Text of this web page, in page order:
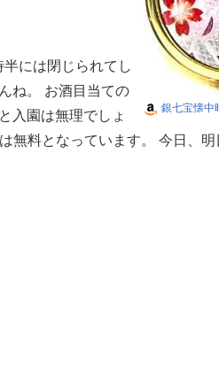
銀七宝懐中
には閉じられてし
ね。 お酒目当ての
入園は無理でしょ
無料となっています。 今日、